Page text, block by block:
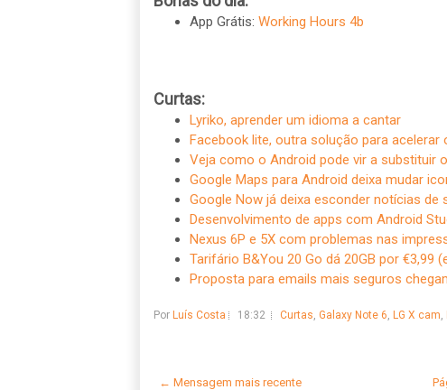
App Grátis: Working Hours 4b
Curtas:
Lyriko, aprender um idioma a cantar
Facebook lite, outra solução para acelerar
Veja como o Android pode vir a substituir
Google Maps para Android deixa mudar
Google Now já deixa esconder notícias de
Desenvolvimento de apps com Android
Nexus 6P e 5X com problemas nas
Tarifário B&You 20 Go dá 20GB por €3,99
Proposta para emails mais seguros
Por Luís Costa 18:32 Curtas, Galaxy Note 6, LG X cam,
← Mensagem mais recente